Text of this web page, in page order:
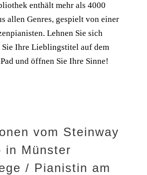
enthält mehr als 4000
allen Genres, gespielt von einer
Lehnen Sie sich
Ihre Lieblingstitel auf dem
und öffnen Sie Ihre Sinne!
vom Steinway
in Münster
/ Pianistin am